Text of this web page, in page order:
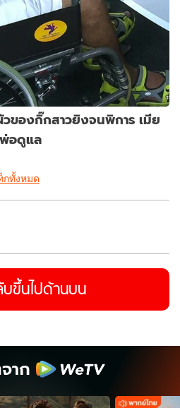
ของกิ๊กสาวยิงจนพิการ เมีย
อดูแล
กทั้งหมด
บขึ้นไปด้านบน
าก